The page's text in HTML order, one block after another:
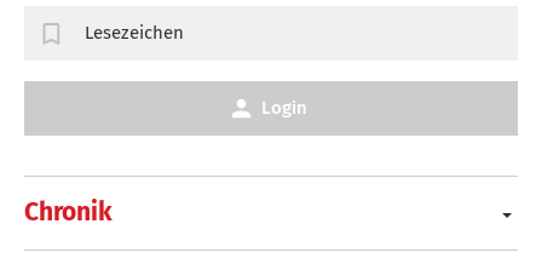
Chronik
Lesezeichen
Login